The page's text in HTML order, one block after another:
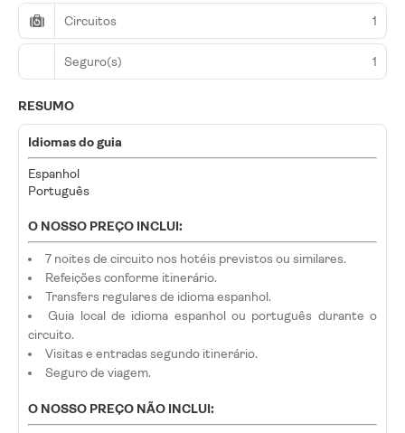
Circuitos 1
Seguro(s) 1
RESUMO
Idiomas do guia
Espanhol
Português
O NOSSO PREÇO INCLUI:
7 noites de circuito nos hotéis previstos ou similares.
Refeições conforme itinerário.
Transfers regulares de idioma espanhol.
Guia local de idioma espanhol ou português durante o
circuito.
Visitas e entradas segundo itinerário.
Seguro de viagem.
O NOSSO PREÇO NÃO INCLUI: